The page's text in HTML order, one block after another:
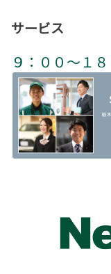
サービス
９：００～１